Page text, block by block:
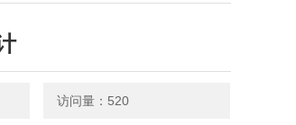
访问量：520